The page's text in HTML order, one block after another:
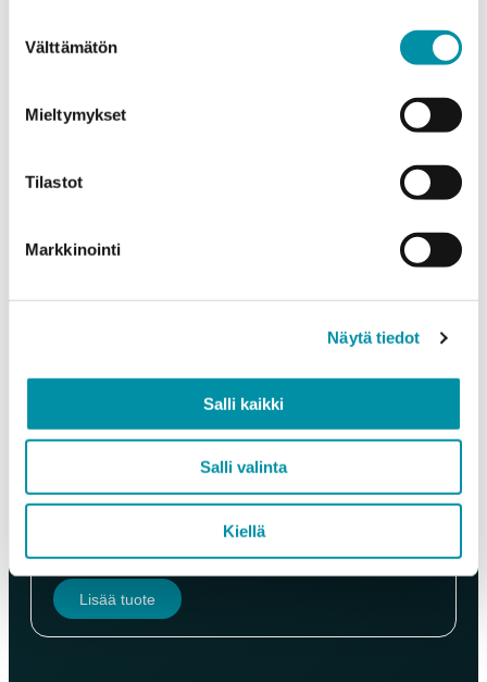
valinta
Välttämätön
Mieltymykset
Tilastot
Markkinointi
Näytä tiedot
Salli kaikki
Salli valinta
Kiellä
Tuotteet
Määrä (m)
EN AW-6082 (min. 500kg)
Lisää tuote